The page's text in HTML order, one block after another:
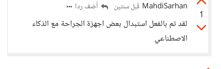
1
MahdiSarhan قبل سنتين أضف ردا
لقد تم بالفعل استبدال بعض اجهزة الجراحة مع الذكاء
الاصطناعي